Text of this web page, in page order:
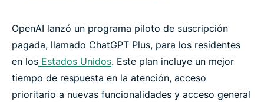
OpenAI lanzó un programa piloto de suscripción
pagada, llamado ChatGPT Plus, para los residentes
en los Estados Unidos. Este plan incluye un mejor
tiempo de respuesta en la atención, acceso
prioritario a nuevas funcionalidades y acceso general